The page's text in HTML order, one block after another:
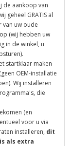
de aankoop van
geheel GRATIS al
van uw oude
(wij hebben uw
in de winkel, u
startklaar maken
OEM-installatie
Wij installeren
die
(en
voor u via
installeren, dit
als extra